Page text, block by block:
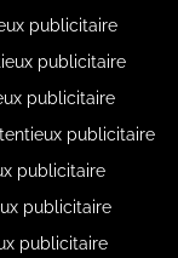
publicitaire
publicitaire
publicitaire
publicitaire
publicitaire
publicitaire
publicitaire